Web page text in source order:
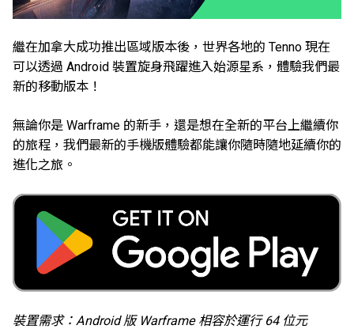
繼在加拿大成功推出區域版本後，世界各地的 Tenno 現在
可以透過 Android 裝置旋身飛躍進入始源星系，體驗我們最
新的移動版本！
無論你是 Warframe 的新手，還是想在全新的平台上繼續你
的旅程，我們最新的手機版體驗都能讓你隨時隨地延續你的
進化之旅。
裝置需求：Android 版 Warframe 相容於運行 64 位元